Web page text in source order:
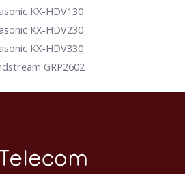
KX-HDV130
KX-HDV230
KX-HDV330
GRP2602